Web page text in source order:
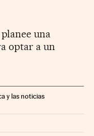
una
optar a un
y las noticias